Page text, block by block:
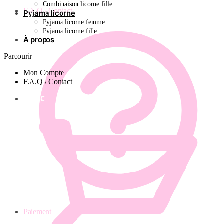
F.A.Q / Contact
Paiement
Combinaison licorne fille
Pyjama licorne
Pyjama licorne femme
Pyjama licorne fille
À propos
Parcourir
Mon Compte
F.A.Q / Contact
€